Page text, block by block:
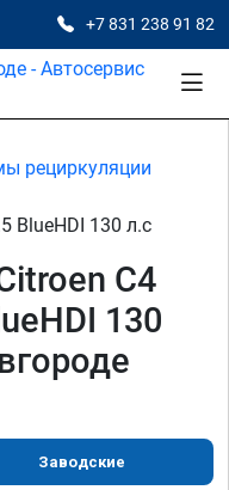
+7 831 238 91 82
рециркуляции
BlueHDI 130 л.с
C4
130
Заводские